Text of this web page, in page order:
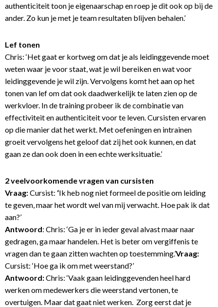
authenticiteit toon je eigenaarschap en roep je dit ook op bij de
ander. Zo kun je met je team resultaten blijven behalen.’
Lef tonen
Chris: ‘Het gaat er kortweg om dat je als leidinggevende moet
weten waar je voor staat, wat je wil bereiken en wat voor
leidinggevende je wil zijn. Vervolgens komt het aan op het
tonen van lef om dat ook daadwerkelijk te laten zien op de
werkvloer. In de training probeer ik de combinatie van
effectiviteit en authenticiteit voor te leven. Cursisten ervaren
op die manier dat het werkt. Met oefeningen en intrainen
groeit vervolgens het geloof dat zij het ook kunnen, en dat
gaan ze dan ook doen in een echte werksituatie.’
2 veelvoorkomende vragen van cursisten
Vraag:Cursist: ‘Ik heb nog niet formeel de positie om leiding
te geven, maar het wordt wel van mij verwacht. Hoe pak ik dat
aan?’
Antwoord: Chris: ‘Ga je er in ieder geval alvast maar naar
gedragen, ga maar handelen. Het is beter om vergiffenis te
vragen dan te gaan zitten wachten op toestemming.’Vraag:
Cursist: ‘Hoe ga ik om met weerstand?’
Antwoord:Chris: ‘Vaak gaan leidinggevenden heel hard
werken om medewerkers die weerstand vertonen, te
overtuigen. Maar dat gaat niet werken. Zorg eerst dat je